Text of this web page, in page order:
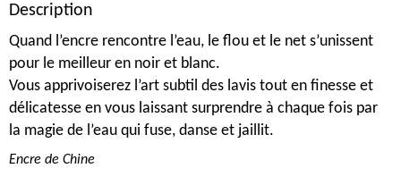
Description
Quand l’encre rencontre l’eau, le flou et le net s’unissent
pour le meilleur en noir et blanc.
Vous apprivoiserez l’art subtil des lavis tout en finesse et
délicatesse en vous laissant surprendre à chaque fois par
la magie de l’eau qui fuse, danse et jaillit.
Encre de Chine